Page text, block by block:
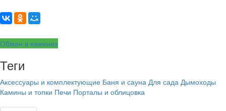
Обман в каминах
Теги
Аксессуары и комплектующие Баня и сауна Для сада Дымоходы
Камины и топки Печи Порталы и облицовка